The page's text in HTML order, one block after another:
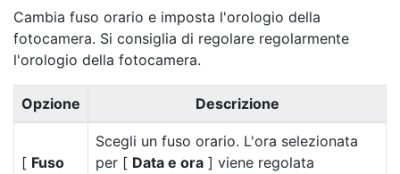
Cambia fuso orario e imposta l'orologio della
fotocamera. Si consiglia di regolare regolarmente
l'orologio della fotocamera.
Opzione Descrizione
[ Fuso
Scegli un fuso orario. L'ora selezionata
per [ Data e ora ] viene regolata